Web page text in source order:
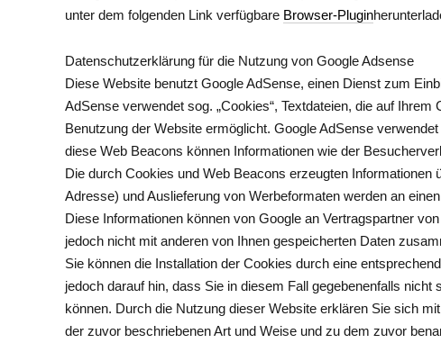
unter dem folgenden Link verfügbare Browser-Plugin
Datenschutzerklärung für die Nutzung von Google Adsense
Diese Website benutzt Google AdSense, einen Dienst zum
AdSense verwendet sog. „Cookies“, Textdateien, die auf
Benutzung der Website ermöglicht. Google AdSense
diese Web Beacons können Informationen wie der
Die durch Cookies und Web Beacons erzeugten
Adresse) und Auslieferung von Werbeformaten werden an
Diese Informationen können von Google an Vertragspartner
jedoch nicht mit anderen von Ihnen gespeicherten Daten
Sie können die Installation der Cookies durch eine
jedoch darauf hin, dass Sie in diesem Fall gegebenenfalls
können. Durch die Nutzung dieser Website erklären Sie sich
der zuvor beschriebenen Art und Weise und zu dem zuvor